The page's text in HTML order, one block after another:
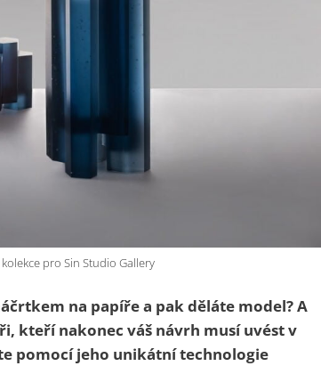
pro Sin Studio Gallery
na papíře a pak děláte model? A
kteří nakonec váš návrh musí uvést v
pomocí jeho unikátní technologie